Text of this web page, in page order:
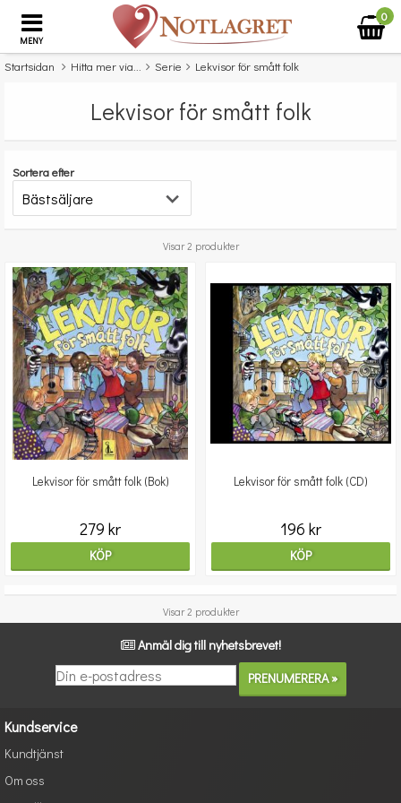
MENY
0
Startsidan Hitta mer via... Serie Lekvisor för smått folk
Lekvisor för smått folk
Sortera efter
Visar 2 produkter
Lekvisor för smått folk (Bok)
279 kr
KÖP
Lekvisor för smått folk (CD)
196 kr
KÖP
Visar 2 produkter
Anmäl dig till nyhetsbrevet!
Kundservice
Kundtjänst
Om oss